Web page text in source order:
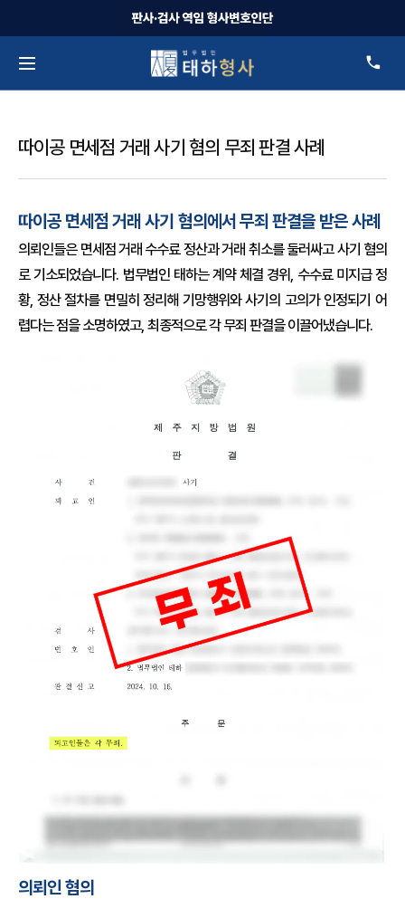
따이공 면세점 거래 사기 혐의 무죄 판결 사례
따이공 면세점 거래 사기 혐의에서 무죄 판결을 받은 사례
의뢰인들은 면세점 거래 수수료 정산과 거래 취소를 둘러싸고 사기 혐의
로 기소되었습니다. 법무법인 태하는 계약 체결 경위, 수수료 미지급 정
황, 정산 절차를 면밀히 정리해 기망행위와 사기의 고의가 인정되기 어
렵다는 점을 소명하였고, 최종적으로 각 무죄 판결을 이끌어냈습니다.
의뢰인 혐의